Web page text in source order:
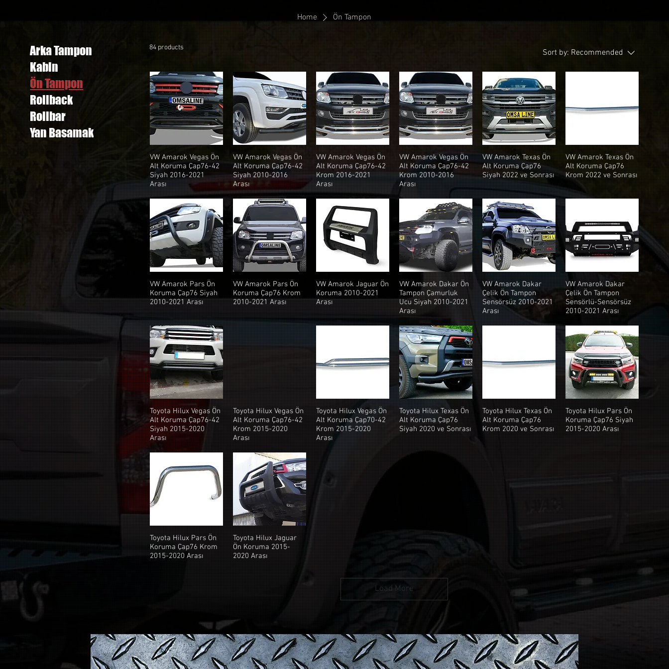
Home Ön Tampon
Arka Tampon
Kabin
Ön Tampon
Rollback
Rollbar
Yan Basamak
84 products
Sort by: Recommended
VW Amarok Vegas Ön
Alt Koruma Çap76-42
Siyah 2016-2021
Arası
VW Amarok Vegas Ön
Alt Koruma Çap76-42
Siyah 2010-2016
Arası
VW Amarok Vegas Ön
Alt Koruma Çap76-42
Krom 2016-2021
Arası
VW Amarok Vegas Ön
Alt Koruma Çap76-42
Krom 2010-2016
Arası
VW Amarok Texas Ön
Alt Koruma Çap76
Siyah 2022 ve Sonrası
VW Amarok Texas Ön
Alt Koruma Çap76
Krom 2022 ve Sonrası
VW Amarok Pars Ön
Koruma Çap76 Siyah
2010-2021 Arası
VW Amarok Pars Ön
Koruma Çap76 Krom
2010-2021 Arası
VW Amarok Jaguar Ön
Koruma 2010-2021
Arası
VW Amarok Dakar Ön
Tampon Çamurluk
Ucu Siyah 2010-2021
Arası
VW Amarok Dakar
Çelik Ön Tampon
Sensörsüz 2010-2021
Arası
VW Amarok Dakar
Çelik Ön Tampon
Sensörlü-Sensörsüz
2010-2021 Arası
Toyota Hilux Vegas Ön
Alt Koruma Çap76-42
Siyah 2015-2020
Arası
Toyota Hilux Vegas Ön
Alt Koruma Çap76-42
Krom 2015-2020
Arası
Toyota Hilux Vegas Ön
Alt Koruma Çap70-42
Krom 2015-2020
Arası
Toyota Hilux Texas Ön
Alt Koruma Çap76
Siyah 2020 ve Sonrası
Toyota Hilux Texas Ön
Alt Koruma Çap76
Krom 2020 ve Sonrası
Toyota Hilux Pars Ön
Koruma Çap76 Siyah
2015-2020 Arası
Toyota Hilux Pars Ön
Koruma Çap76 Krom
2015-2020 Arası
Toyota Hilux Jaguar
Ön Koruma 2015-
2020 Arası
Load More